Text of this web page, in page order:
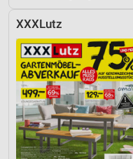
XXXLutz